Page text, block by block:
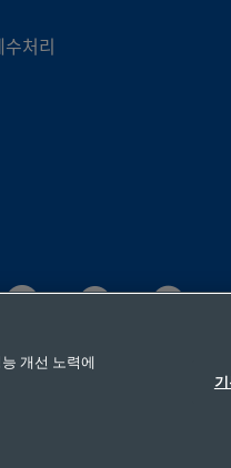
처리
보유(All Rights Reserved.)
개선 노력에